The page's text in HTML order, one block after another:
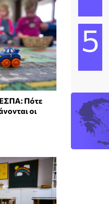
ΕΣΠΑ: Πότε
οι